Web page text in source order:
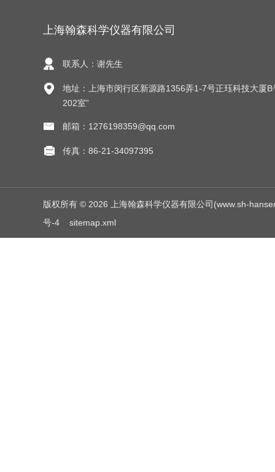
上海翰森科学仪器有限公司
联系人：谢先生
地址：上海市闵行区新源路1356弄1-7号正珏科技大厦B
202室”
邮箱：1276198359@qq.com
传真：86-21-34097395
版权所有 © 2026 上海翰森科学仪器有限公司(www.sh-
号-4
sitemap.xml